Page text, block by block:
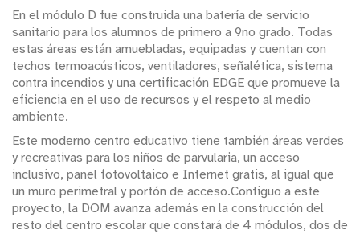
En el módulo D fue construida una batería de servicio
sanitario para los alumnos de primero a 9no grado. Todas
estas áreas están amuebladas, equipadas y cuentan con
techos termoacústicos, ventiladores, señalética, sistema
contra incendios y una certificación EDGE que promueve la
eficiencia en el uso de recursos y el respeto al medio
ambiente.
Este moderno centro educativo tiene también áreas verdes
y recreativas para los niños de parvularia, un acceso
inclusivo, panel fotovoltaico e Internet gratis, al igual que
un muro perimetral y portón de acceso.Contiguo a este
proyecto, la DOM avanza además en la construcción del
resto del centro escolar que constará de 4 módulos, dos de